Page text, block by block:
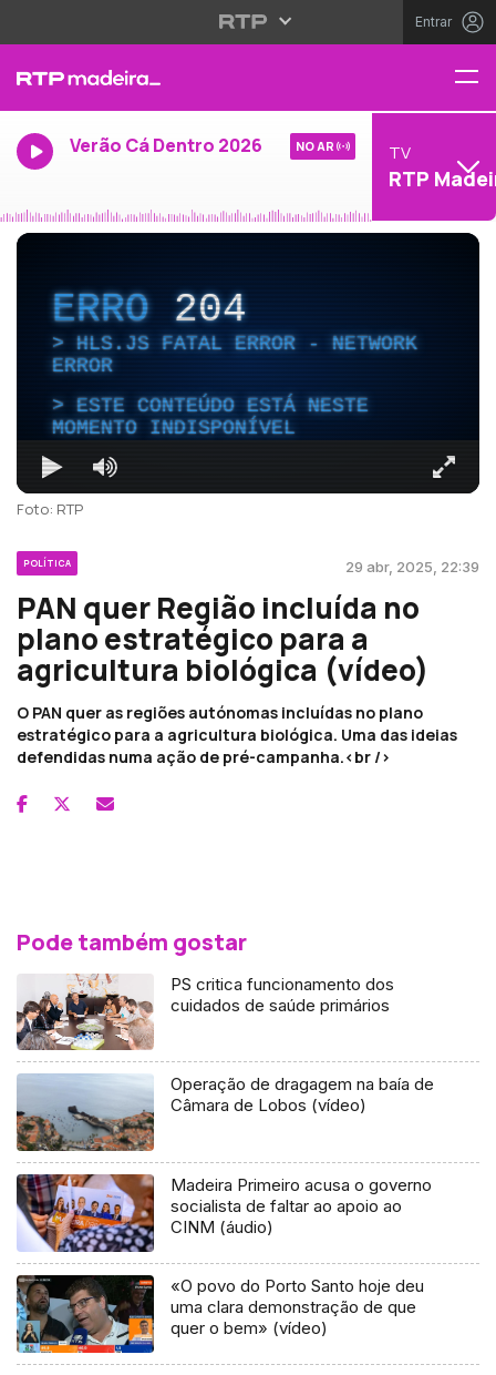
Entrar
Verão Cá Dentro 2026 NO AR TV
RTP
ERRO204
HLS.JS FATAL ERROR - NETWORK
ERROR
ESTE CONTEÚDO ESTÁ NESTE
MOMENTO INDISPONÍVEL
Foto: RTP
POLÍTICA 29 abr, 2025, 22:39
PAN quer Região incluída no
plano estratégico para a
agricultura biológica (vídeo)
O PAN quer as regiões autónomas incluídas no plano
estratégico para a agricultura biológica. Uma das ideias
defendidas numa ação de pré-campanha.<br />
Pode também gostar
PS critica funcionamento dos
cuidados de saúde primários
Operação de dragagem na baía de
Câmara de Lobos (vídeo)
Madeira Primeiro acusa o governo
socialista de faltar ao apoio ao
CINM (áudio)
«O povo do Porto Santo hoje deu
uma clara demonstração de que
quer o bem» (vídeo)